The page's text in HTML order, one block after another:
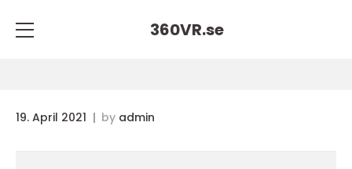
360VR.se
19. April 2021 by admin